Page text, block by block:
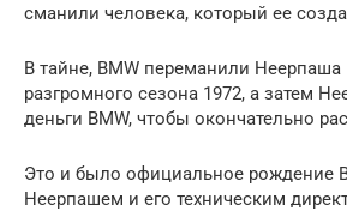
сманили человека, который ее
В тайне, BMW переманили Неерпаша
разгромного сезона 1972, а затем
деньги BMW, чтобы окончательно
Это и было официальное рождение
Неерпашем и его техническим